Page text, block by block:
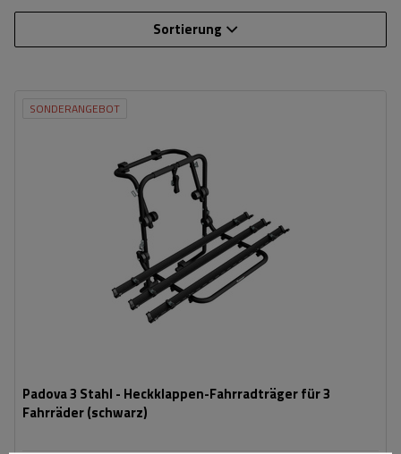
Sortierung
SONDERANGEBOT
Padova 3 Stahl - Heckklappen-Fahrradträger für 3
Fahrräder (schwarz)
universelles Montagesystem
kompatibel mit allen Karosseriearten